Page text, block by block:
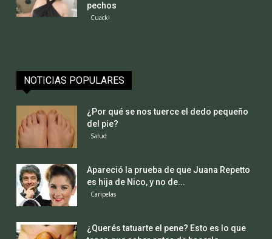
pechos
Cuack!
NOTICIAS POPULARES
¿Por qué se nos tuerce el dedo pequeño
del pie?
Salud
Apareció la prueba de que Juana Repetto
es hija de Nico, y no de...
Caripelas
¿Querés tatuarte el pene? Esto es lo que